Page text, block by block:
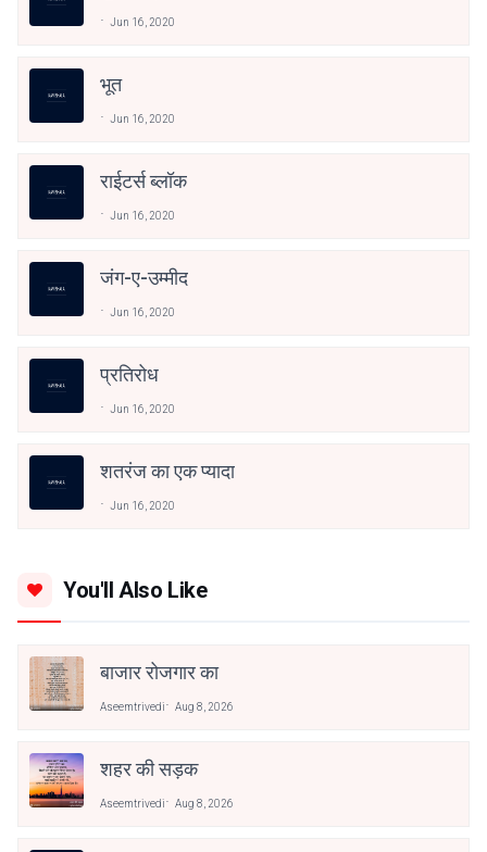
Jun 16, 2020
भूत
Jun 16, 2020
राईटर्स ब्लॉक
Jun 16, 2020
जंग-ए-उम्मीद
Jun 16, 2020
प्रतिरोध
Jun 16, 2020
शतरंज का एक प्यादा
Jun 16, 2020
You'll Also Like
बाजार रोजगार का
Aseemtrivedi Aug 8, 2026
शहर की सड़क
Aseemtrivedi Aug 8, 2026